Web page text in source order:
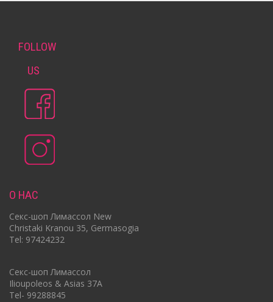
FOLLOW
US
О НАС
Cекс-шоп Лимассол New
Christaki Kranou 35, Germasogia
Tel: 97424232
Cекс-шоп Лимассол
Ilioupoleos & Asias 37A
Tel- 99288845